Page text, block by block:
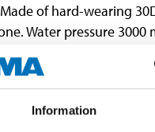
Information
of hard-wearing
Water pressure 3000
for e.g. paddle